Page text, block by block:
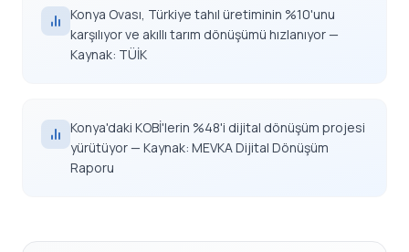
Konya Ovası, Türkiye tahıl üretiminin %10'unu
karşılıyor ve akıllı tarım dönüşümü hızlanıyor —
Kaynak: TÜİK
Konya'daki KOBİ'lerin %48'i dijital dönüşüm projesi
yürütüyor — Kaynak: MEVKA Dijital Dönüşüm
Raporu